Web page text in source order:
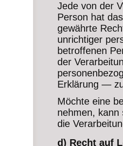
Jede von der
Person hat
gewährte
unrichtiger
betroffenen
der
Erklärung —
Möchte eine
nehmen, kann
die
d) Recht auf